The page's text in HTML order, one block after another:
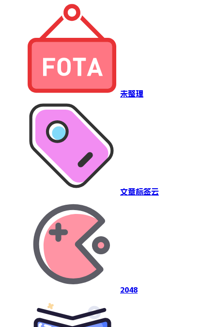
未整理
文章标签云
2048